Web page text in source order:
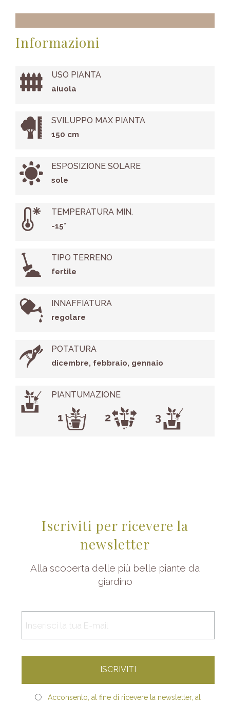
Informazioni
USO PIANTA
aiuola
SVILUPPO MAX PIANTA
150 cm
ESPOSIZIONE SOLARE
sole
TEMPERATURA MIN.
-15°
TIPO TERRENO
fertile
INNAFFIATURA
regolare
POTATURA
dicembre, febbraio, gennaio
PIANTUMAZIONE
Iscriviti per ricevere la
newsletter
Alla scoperta delle più belle piante da
giardino
Acconsento, al fine di ricevere la newsletter, al